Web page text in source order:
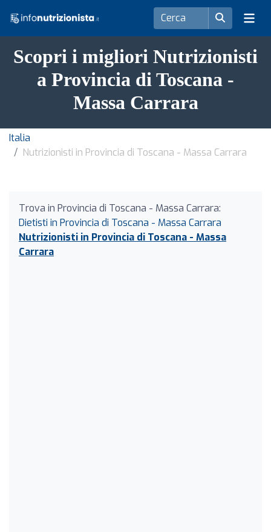
Scopri i migliori Nutrizionisti
a Provincia di Toscana -
Massa Carrara
Italia
Nutrizionisti in Provincia di Toscana - Massa Carrara
Trova in Provincia di Toscana - Massa Carrara:
Dietisti in Provincia di Toscana - Massa Carrara
Nutrizionisti in Provincia di Toscana - Massa
Carrara